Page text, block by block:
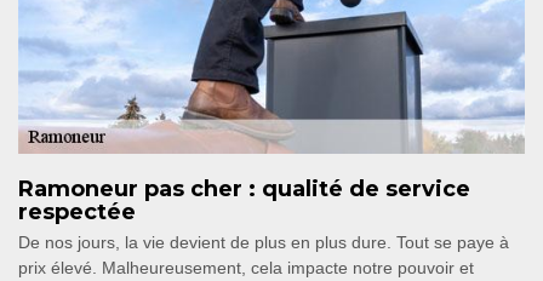
Ramoneur pas cher : qualité de service
respectée
De nos jours, la vie devient de plus en plus dure. Tout se paye à
prix élevé. Malheureusement, cela impacte notre pouvoir et